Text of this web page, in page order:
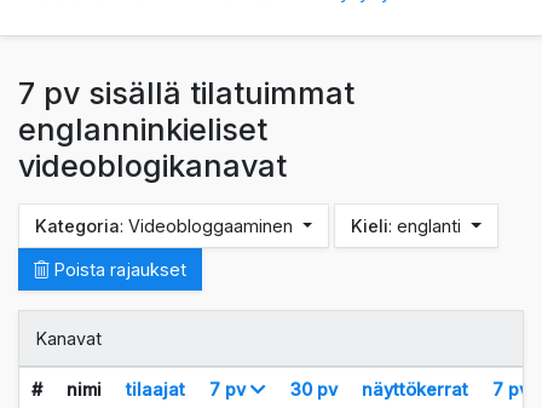
7 pv sisällä tilatuimmat
englanninkieliset
videoblogikanavat
Kategoria: Videobloggaaminen Kieli: englanti
Poista rajaukset
Kanavat
# nimi tilaajat 7 pv 30 pv näyttökerrat 7 pv